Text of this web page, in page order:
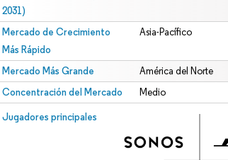
2031)
Mercado de Crecimiento
Más Rápido
Asia-Pacífico
Mercado Más Grande América del Norte
Concentración del Mercado Medio
Jugadores principales
Imagen © Mordor Intelligence. El uso requiere atribución según
según CC BY 4.0.